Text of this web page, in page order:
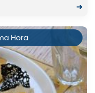
➜
Hora